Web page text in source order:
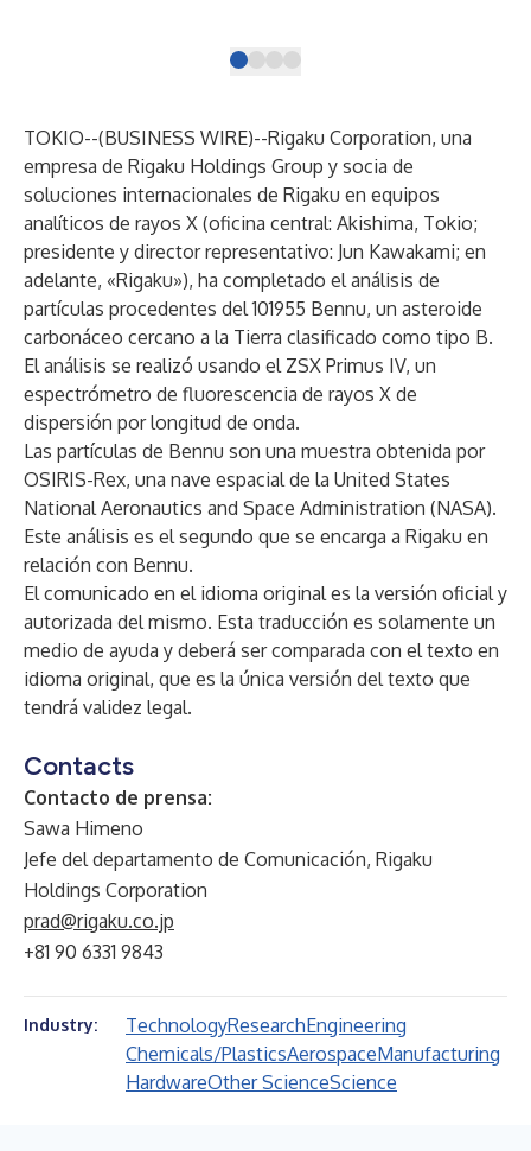
TOKIO--(BUSINESS WIRE)--Rigaku Corporation, una
empresa de Rigaku Holdings Group y socia de
soluciones internacionales de Rigaku en equipos
analíticos de rayos X (oficina central: Akishima, Tokio;
presidente y director representativo: Jun Kawakami; en
adelante, «Rigaku»), ha completado el análisis de
partículas procedentes del 101955 Bennu, un asteroide
carbonáceo cercano a la Tierra clasificado como tipo B.
El análisis se realizó usando el ZSX Primus IV, un
espectrómetro de fluorescencia de rayos X de
dispersión por longitud de onda.
Las partículas de Bennu son una muestra obtenida por
OSIRIS-Rex, una nave espacial de la United States
National Aeronautics and Space Administration (NASA).
Este análisis es el segundo que se encarga a Rigaku en
relación con Bennu.
El comunicado en el idioma original es la versión oficial y
autorizada del mismo. Esta traducción es solamente un
medio de ayuda y deberá ser comparada con el texto en
idioma original, que es la única versión del texto que
tendrá validez legal.
Contacts
Contacto de prensa:
Sawa Himeno
Jefe del departamento de Comunicación, Rigaku
Holdings Corporation
prad@rigaku.co.jp
+81 90 6331 9843
Industry: TechnologyResearchEngineering
Chemicals/PlasticsAerospaceManufacturing
HardwareOther ScienceScience